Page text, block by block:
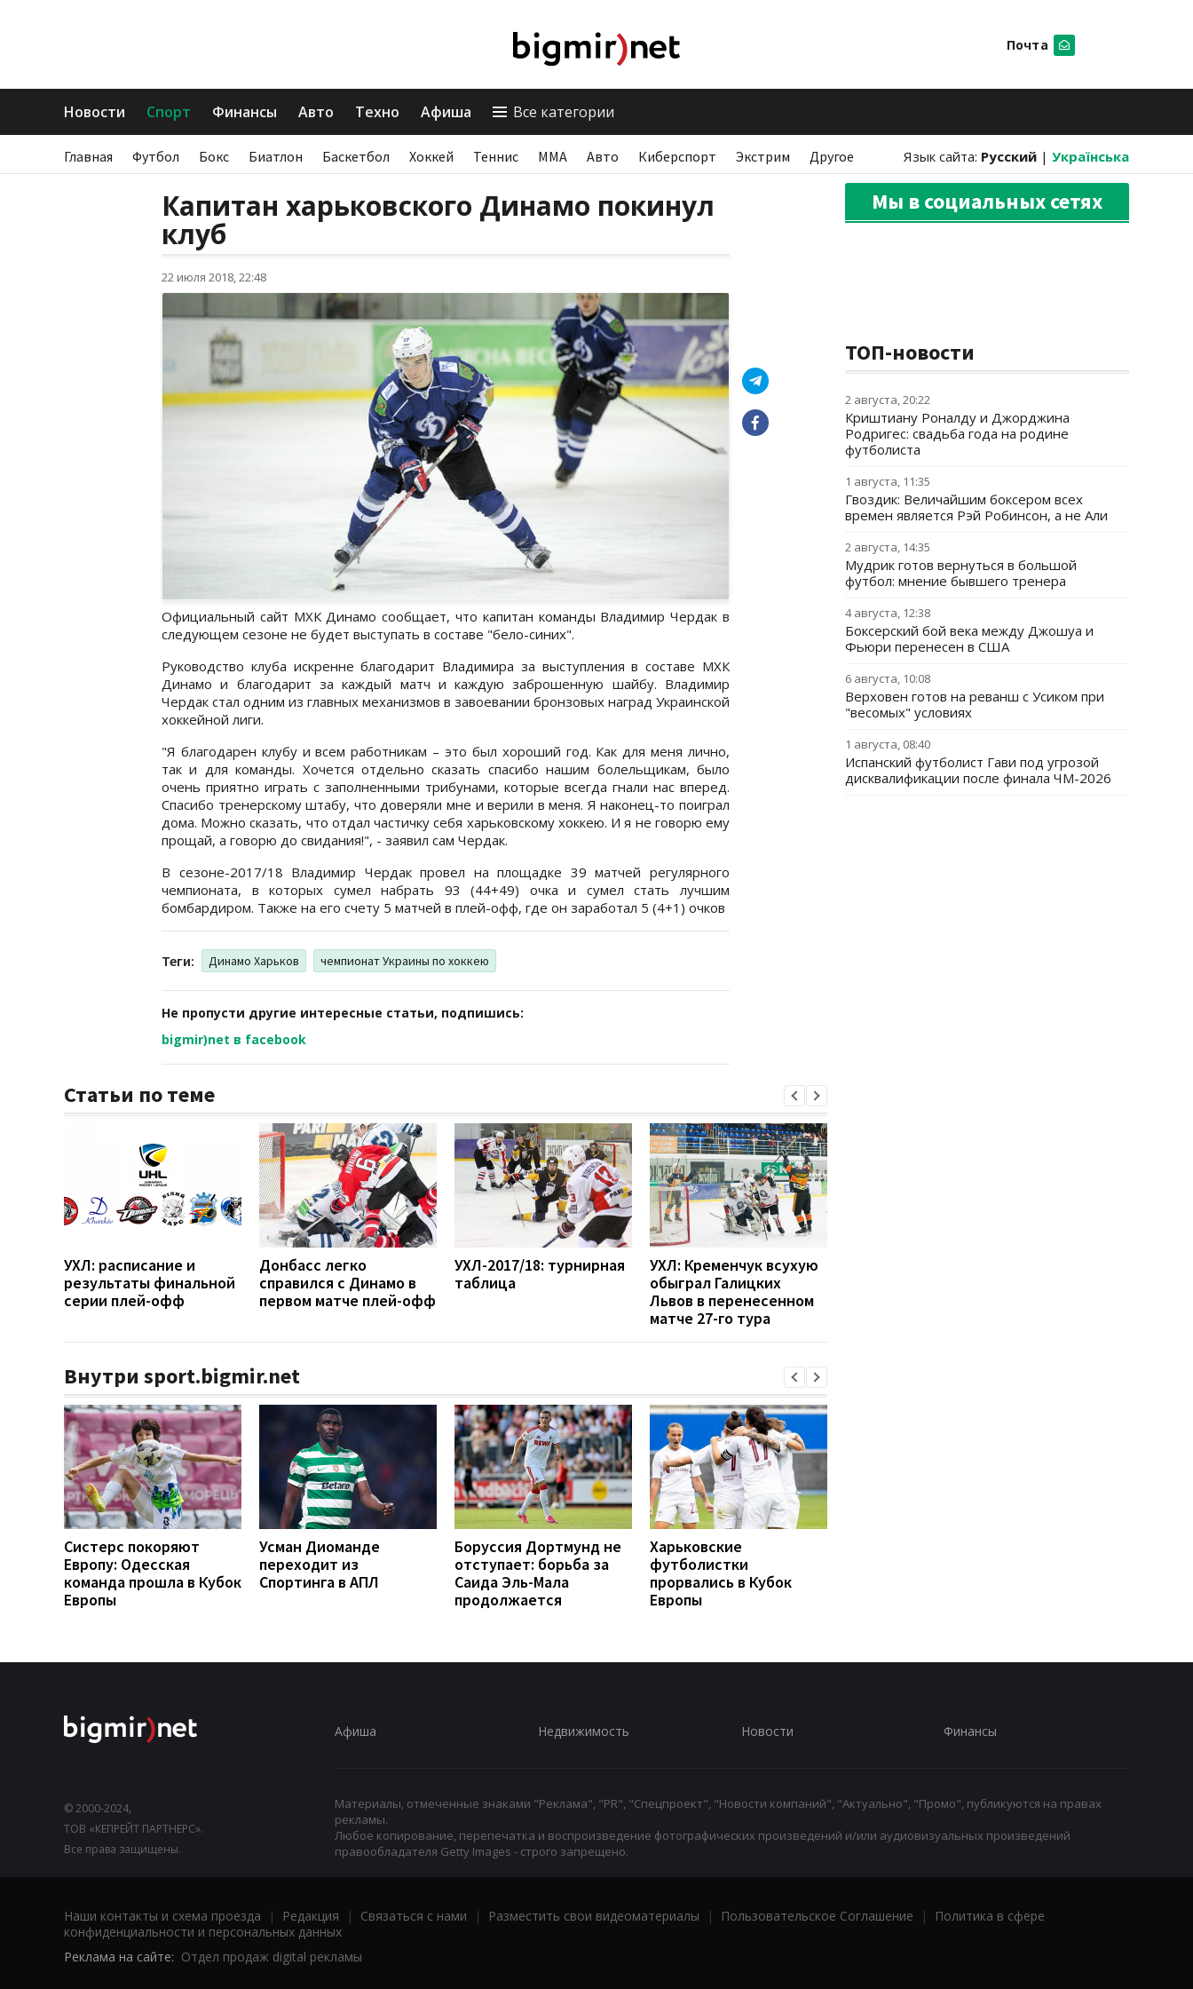
Почта
Новости Спорт Финансы Авто Техно Афиша Все категории
Главная Футбол Бокс Биатлон Баскетбол Хоккей Теннис ММА Авто Киберспорт Экстрим Другое Язык сайта: Русский | Українська
Капитан харьковского Динамо покинул
клуб
22 июля 2018, 22:48
Официальный сайт МХК Динамо сообщает, что капитан команды Владимир Чердак в
следующем сезоне не будет выступать в составе "бело-синих".
Руководство клуба искренне благодарит Владимира за выступления в составе МХК
Динамо и благодарит за каждый матч и каждую заброшенную шайбу. Владимир
Чердак стал одним из главных механизмов в завоевании бронзовых наград Украинской
хоккейной лиги.
"Я благодарен клубу и всем работникам – это был хороший год. Как для меня лично,
так и для команды. Хочется отдельно сказать спасибо нашим болельщикам, было
очень приятно играть с заполненными трибунами, которые всегда гнали нас вперед.
Спасибо тренерскому штабу, что доверяли мне и верили в меня. Я наконец-то поиграл
дома. Можно сказать, что отдал частичку себя харьковскому хоккею. И я не говорю ему
прощай, а говорю до свидания!", - заявил сам Чердак.
В сезоне-2017/18 Владимир Чердак провел на площадке 39 матчей регулярного
чемпионата, в которых сумел набрать 93 (44+49) очка и сумел стать лучшим
бомбардиром. Также на его счету 5 матчей в плей-офф, где он заработал 5 (4+1) очков
Теги: Динамо Харьков чемпионат Украины по хоккею
Не пропусти другие интересные статьи, подпишись:
bigmir)net в facebook
Статьи по теме
УХЛ: расписание и
результаты финальной
серии плей-офф
Донбасс легко
справился с Динамо в
первом матче плей-офф
УХЛ-2017/18: турнирная
таблица
УХЛ: Кременчук всухую
обыграл Галицких
Львов в перенесенном
матче 27-го тура
Внутри sport.bigmir.net
Систерс покоряют
Европу: Одесская
команда прошла в Кубок
Европы
Усман Диоманде
переходит из
Спортинга в АПЛ
Боруссия Дортмунд не
отступает: борьба за
Саида Эль-Мала
продолжается
Харьковские
футболистки
прорвались в Кубок
Европы
Мы в социальных сетях
ТОП-новости
2 августа, 20:22
Криштиану Роналду и Джорджина
Родригес: свадьба года на родине
футболиста
1 августа, 11:35
Гвоздик: Величайшим боксером всех
времен является Рэй Робинсон, а не Али
2 августа, 14:35
Мудрик готов вернуться в большой
футбол: мнение бывшего тренера
4 августа, 12:38
Боксерский бой века между Джошуа и
Фьюри перенесен в США
6 августа, 10:08
Верховен готов на реванш с Усиком при
"весомых" условиях
1 августа, 08:40
Испанский футболист Гави под угрозой
дисквалификации после финала ЧМ-2026
© 2000-2024,
ТОВ «КЕПРЕЙТ ПАРТНЕРС».
Все права защищены.
Афиша Недвижимость Новости Финансы
Материалы, отмеченные знаками "Реклама", "PR", "Спецпроект", "Новости компаний", "Актуально", "Промо", публикуются на правах
рекламы.
Любое копирование, перепечатка и воспроизведение фотографических произведений и/или аудиовизуальных произведений
правообладателя Getty Images - строго запрещено.
Наши контакты и схема проезда | Редакция | Связаться с нами | Разместить свои видеоматериалы | Пользовательское Соглашение |
Политика в сфере
конфиденциальности и персональных данных
Реклама на сайте: Отдел продаж digital рекламы